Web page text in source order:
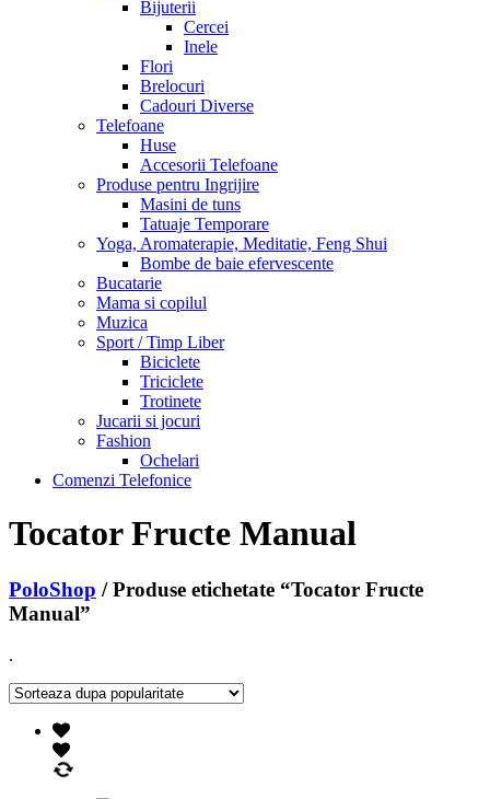
Bijuterii
Cercei
Inele
Flori
Brelocuri
Cadouri Diverse
Telefoane
Huse
Accesorii Telefoane
Produse pentru Ingrijire
Masini de tuns
Tatuaje Temporare
Yoga, Aromaterapie, Meditatie, Feng Shui
Bombe de baie efervescente
Bucatarie
Mama si copilul
Muzica
Sport / Timp Liber
Biciclete
Triciclete
Trotinete
Jucarii si jocuri
Fashion
Ochelari
Comenzi Telefonice
Tocator Fructe Manual
PoloShop / Produse etichetate “Tocator Fructe
Manual”
.